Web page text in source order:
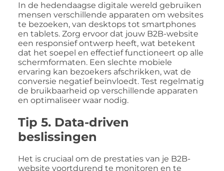
In de hedendaagse digitale wereld gebruiken
mensen verschillende apparaten om websites
te bezoeken, van desktops tot smartphones
en tablets. Zorg ervoor dat jouw B2B-website
een responsief ontwerp heeft, wat betekent
dat het soepel en effectief functioneert op alle
schermformaten. Een slechte mobiele
ervaring kan bezoekers afschrikken, wat de
conversie negatief beïnvloedt. Test regelmatig
de bruikbaarheid op verschillende apparaten
en optimaliseer waar nodig.
Tip 5. Data-driven
beslissingen
Het is cruciaal om de prestaties van je B2B-
website voortdurend te monitoren en te